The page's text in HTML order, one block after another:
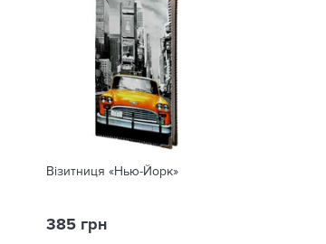
Візитниця «Нью-Йорк»
385 грн